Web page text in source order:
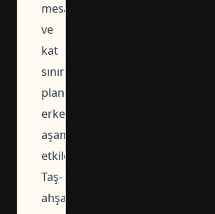
mesafesi
ve
kat
sınırının
planı
erken
aşamada
etkilediğidir.
Taş-
ahşap